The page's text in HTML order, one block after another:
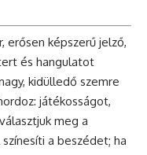
erősen képszerű jelző,
és hangulatot
kidülledő szemre
játékosságot,
meg a
a beszédet; ha